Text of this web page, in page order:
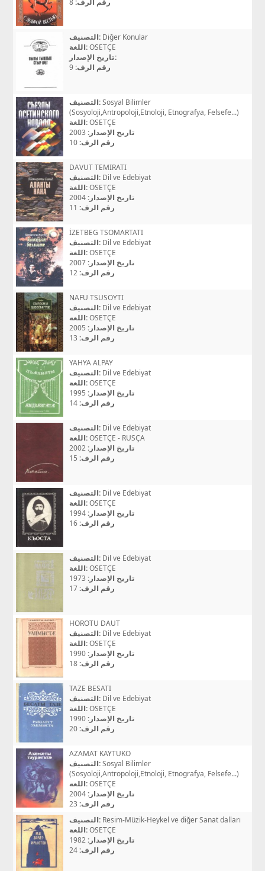
رقم الرف:
التصنيف: Diğer Konular
اللغة:OSETÇE
تاريخ الإصدار:
رقم الرف:
التصنيف:Sosyal Bilimler
(Sosyoloji,Antropoloji,Etnoloji, Etnografya, Felsefe...)
اللغة:OSETÇE
تاريخ الإصدار:
رقم الرف:
DAVUT TEMIRATI
التصنيف: Dil ve Edebiyat
اللغة:OSETÇE
تاريخ الإصدار:
رقم الرف:
İZETBEG TSOMARTATI
التصنيف: Dil ve Edebiyat
اللغة:OSETÇE
تاريخ الإصدار:
رقم الرف:
NAFU TSUSOYTI
التصنيف: Dil ve Edebiyat
اللغة:OSETÇE
تاريخ الإصدار:
رقم الرف:
YAHYA ALPAY
التصنيف: Dil ve Edebiyat
اللغة:OSETÇE
تاريخ الإصدار:
رقم الرف:
التصنيف: Dil ve Edebiyat
اللغة:OSETÇE - RUSÇA
تاريخ الإصدار:
رقم الرف:
التصنيف: Dil ve Edebiyat
اللغة:OSETÇE
تاريخ الإصدار:
رقم الرف:
التصنيف: Dil ve Edebiyat
اللغة:OSETÇE
تاريخ الإصدار:
رقم الرف:
HOROTU DAUT
التصنيف: Dil ve Edebiyat
اللغة:OSETÇE
تاريخ الإصدار:
رقم الرف:
TAZE BESATI
التصنيف: Dil ve Edebiyat
اللغة:OSETÇE
تاريخ الإصدار:
رقم الرف:
AZAMAT KAYTUKO
التصنيف:Sosyal Bilimler
(Sosyoloji,Antropoloji,Etnoloji, Etnografya, Felsefe...)
اللغة:OSETÇE
تاريخ الإصدار:
رقم الرف:
التصنيف: Resim-Müzik-Heykel ve diğer Sanat dalları
اللغة:OSETÇE
تاريخ الإصدار:
رقم الرف: